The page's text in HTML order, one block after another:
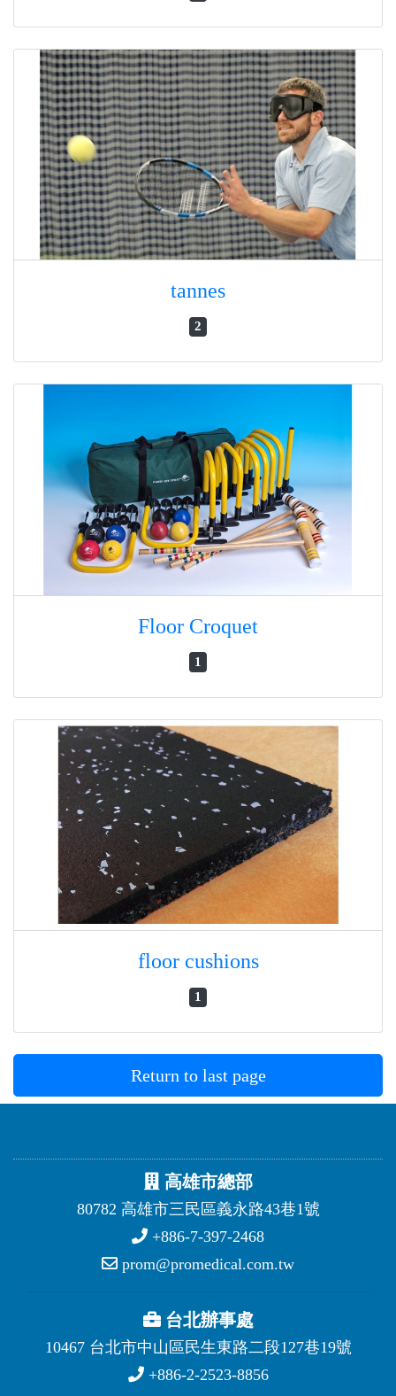
tannes
2
Floor Croquet
1
floor cushions
1
Return to last page
高雄市總部
80782 高雄市三民區義永路43巷1號
+886-7-397-2468
prom@promedical.com.tw
台北辦事處
10467 台北市中山區民生東路二段127巷19號
+886-2-2523-8856